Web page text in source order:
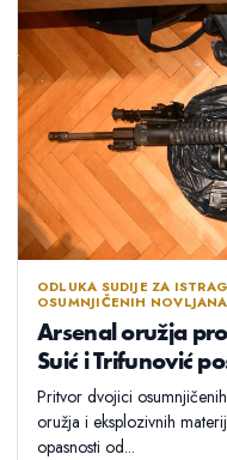
ODLUKA SUDIJE ZA
OSUMNJIČENIH NOVLJANA
Arsenal oružja
Suić i Trifunović
Pritvor dvojici
oružja i eksplozivnih
opasnosti od...